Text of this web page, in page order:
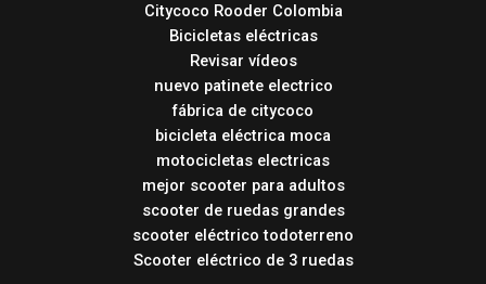
Citycoco Rooder Colombia
Bicicletas eléctricas
Revisar vídeos
nuevo patinete electrico
fábrica de citycoco
bicicleta eléctrica moca
motocicletas electricas
mejor scooter para adultos
scooter de ruedas grandes
scooter eléctrico todoterreno
Scooter eléctrico de 3 ruedas